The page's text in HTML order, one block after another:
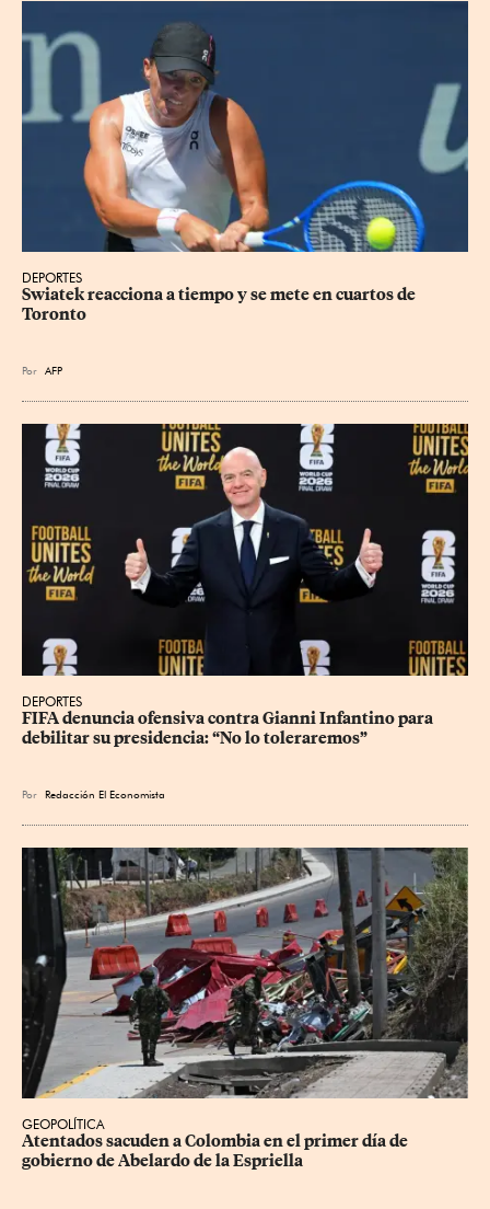
DEPORTES
Swiatek reacciona a tiempo y se mete en cuartos de
Toronto
Por AFP
DEPORTES
FIFA denuncia ofensiva contra Gianni Infantino para
debilitar su presidencia: “No lo toleraremos”
Por Redacción El Economista
GEOPOLÍTICA
Atentados sacuden a Colombia en el primer día de
gobierno de Abelardo de la Espriella